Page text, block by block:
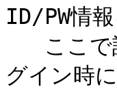
ID/PW情
グイン時